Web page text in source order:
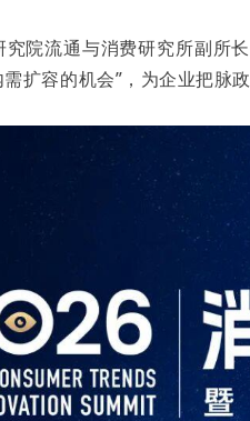
院流通与消费研究所副所
扩容的机会”，为企业把脉